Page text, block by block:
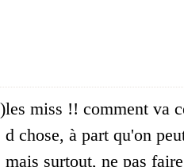
les miss !! comment va
d chose, à part qu'on
mais surtout, ne pas